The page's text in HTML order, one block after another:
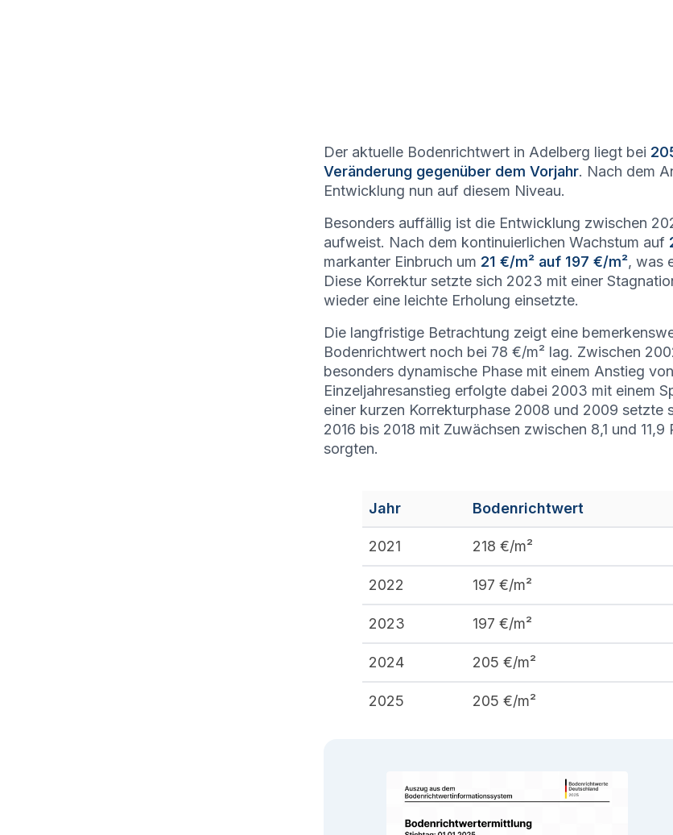
Der aktuelle Bodenrichtwert in Adelberg liegt bei
Veränderung gegenüber dem Vorjahr. Nach dem
Entwicklung nun auf diesem Niveau.
Besonders auffällig ist die Entwicklung zwischen
aufweist. Nach dem kontinuierlichen Wachstum auf
markanter Einbruch um 21 €/m² auf 197 €/m², was
Diese Korrektur setzte sich 2023 mit einer
wieder eine leichte Erholung einsetzte.
Die langfristige Betrachtung zeigt eine
Bodenrichtwert noch bei 78 €/m² lag. Zwischen
besonders dynamische Phase mit einem Anstieg von
Einzeljahresanstieg erfolgte dabei 2003 mit einem
einer kurzen Korrekturphase 2008 und 2009
2016 bis 2018 mit Zuwächsen zwischen 8,1 und
sorgten.
Jahr Bodenrichtwert
2021 218 €/m²
2022 197 €/m²
2023 197 €/m²
2024 205 €/m²
2025 205 €/m²